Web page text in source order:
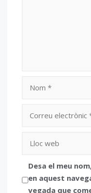
electrònic
web
Desa el meu
en aquest
vegada que